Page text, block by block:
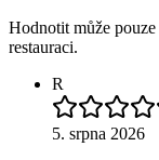
Hodnotit může
restauraci.
R
5. srpna 2026